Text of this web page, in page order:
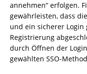
annehmen“ erfolgen.
gewährleisten, dass
und ein sicherer
Registrierung
durch Öffnen der
gewählten SSO-